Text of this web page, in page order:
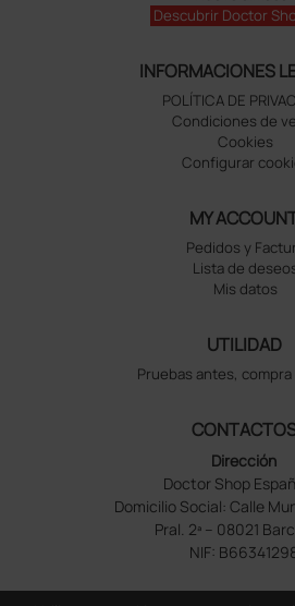
Descubrir Doctor
INFORMACIONES
POLÍTICA DE
Condiciones de
Cookies
Configurar
MY
Pedidos y
Lista de
Mis datos
UTILIDAD
Pruebas antes,
Dirección
Doctor Shop
Domicilio Social: Calle
Pral. 2ª – 08021
NIF: